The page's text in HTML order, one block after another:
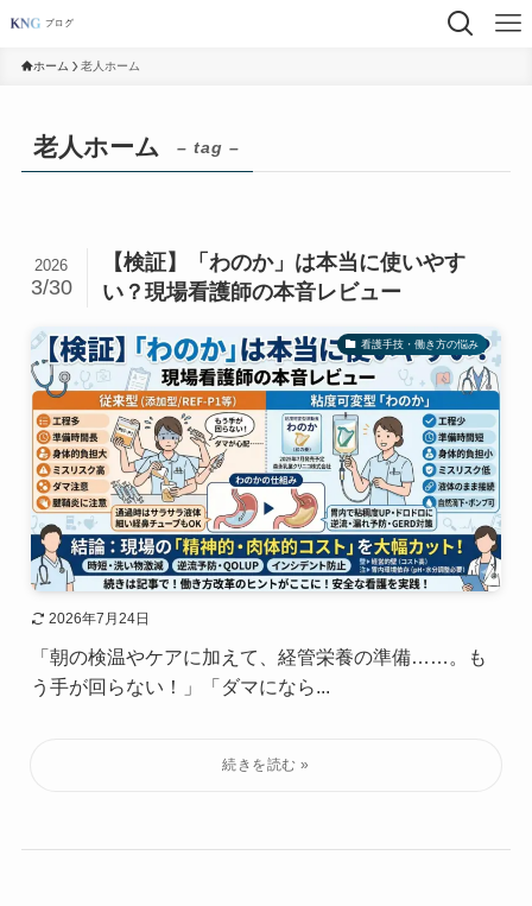
ホーム 老人ホーム
老人ホーム – tag –
【検証】「わのか」は本当に使いやす
い？現場看護師の本音レビュー
2026
3/30
看護手技・働き方の悩み
2026年7月24日
「朝の検温やケアに加えて、経管栄養の準備……。も
う手が回らない！」「ダマになら...